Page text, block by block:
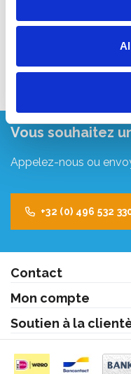
Afficher le produit
Vous souhaitez
Appelez-nous ou
+32 (0) 496 532
Contact
Mon compte
Soutien à la